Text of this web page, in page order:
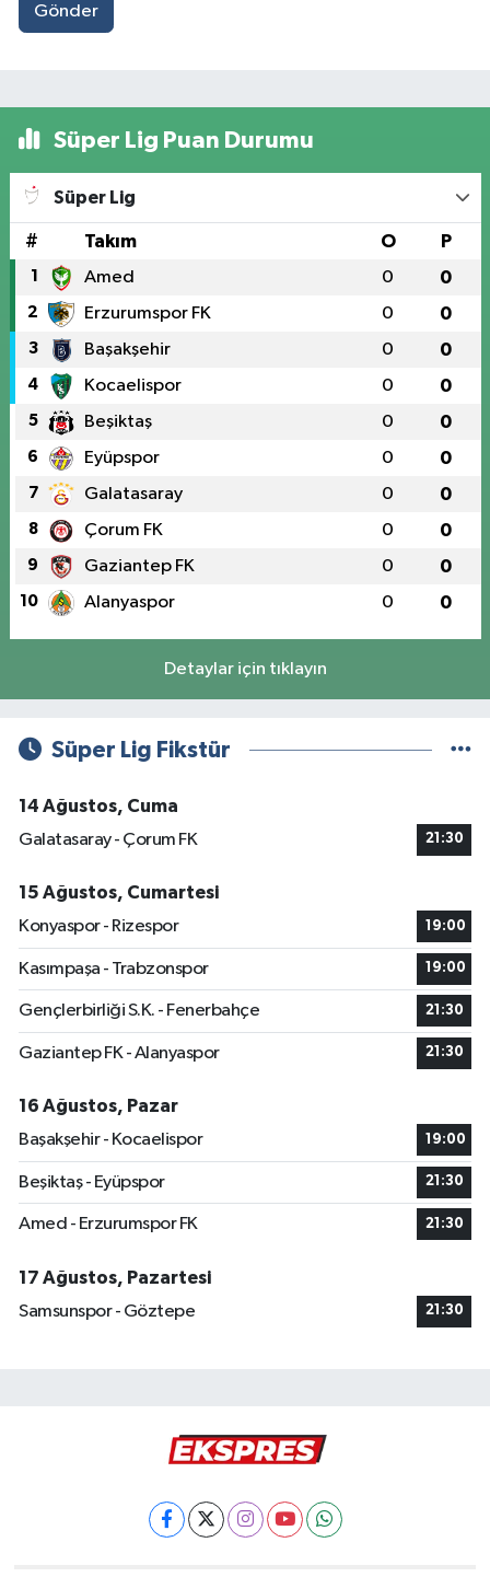
Gönder
Süper Lig Puan Durumu
Süper Lig
# Takım O P
1 Amed 0 0
2 Erzurumspor FK 0 0
3 Başakşehir 0 0
4 Kocaelispor 0 0
5 Beşiktaş 0 0
6 Eyüpspor 0 0
7 Galatasaray 0 0
8 Çorum FK 0 0
9 Gaziantep FK 0 0
10 Alanyaspor 0 0
Detaylar için tıklayın
Süper Lig Fikstür
14 Ağustos, Cuma
Galatasaray - Çorum FK
21:30
15 Ağustos, Cumartesi
Konyaspor - Rizespor
19:00
Kasımpaşa - Trabzonspor 19:00
Gençlerbirliği S.K. - Fenerbahçe 21:30
Gaziantep FK - Alanyaspor 21:30
16 Ağustos, Pazar
Başakşehir - Kocaelispor
19:00
Beşiktaş - Eyüpspor 21:30
Amed - Erzurumspor FK 21:30
17 Ağustos, Pazartesi
Samsunspor - Göztepe
21:30